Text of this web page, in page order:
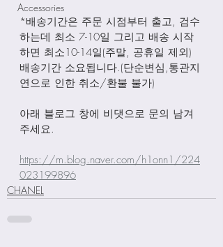
Accessories
*배송기간은 주문 시점부터 출고, 검수
하는데 최소 7-10일 그리고 배송 시작
하면 최소10-14일(주말, 공휴일 제외)
배송기간 소요됩니다.(단순변심,통관지
연으로 인한 취소/환불 불가)
아래 블로그 창에 비댓으로 문의 남겨
주세요.
https://m.blog.naver.com/h1onn1/224
023199896
CHANEL